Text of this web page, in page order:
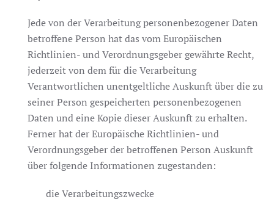
Jede von der Verarbeitung personenbezogener Daten
betroffene Person hat das vom Europäischen
Richtlinien- und Verordnungsgeber gewährte Recht,
jederzeit von dem für die Verarbeitung
Verantwortlichen unentgeltliche Auskunft über die zu
seiner Person gespeicherten personenbezogenen
Daten und eine Kopie dieser Auskunft zu erhalten.
Ferner hat der Europäische Richtlinien- und
Verordnungsgeber der betroffenen Person Auskunft
über folgende Informationen zugestanden:
die Verarbeitungszwecke